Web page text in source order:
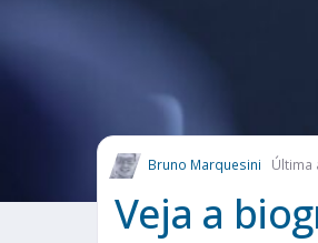
Bruno Marquesini Última
Veja a